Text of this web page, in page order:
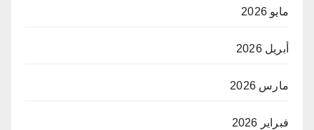
مايو 2026
أبريل 2026
مارس 2026
فبراير 2026